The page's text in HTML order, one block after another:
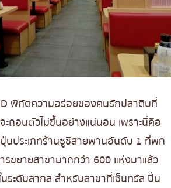
พิกัดความอร่อยของคนรักปลาดิบที่
ะถอนตัวไม่ขึ้นอย่างแน่นอน เพราะนี่คือ
ประเภทร้านซูชิสายพานอันดับ 1 ที่พก
รขยายสาขามากกว่า 600 แห่งมาแล้ว
ระดับสากล สำหรับสาขาที่เซ็นทรัล ปิ่น